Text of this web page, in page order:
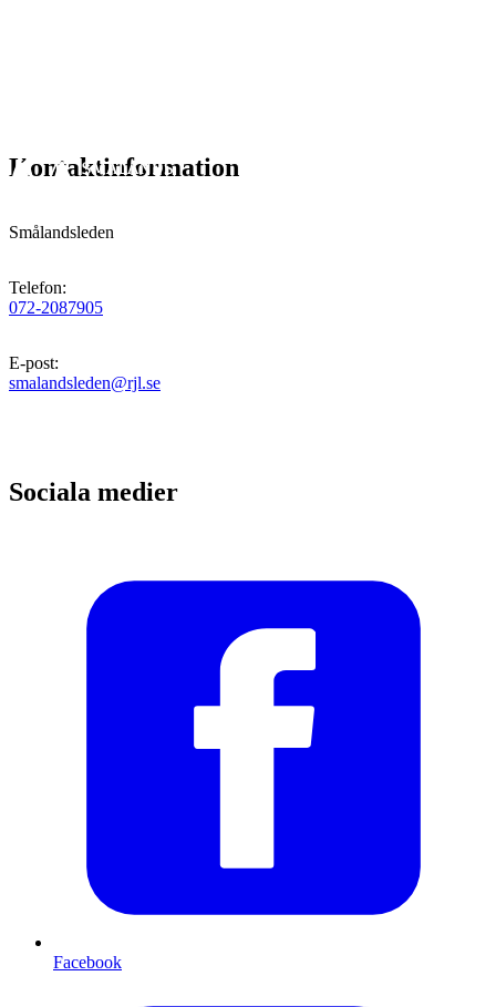
Kontaktinformation
Smålandsleden
Telefon:
072-2087905
E-post:
smalandsleden@rjl.se
Sociala medier
Facebook